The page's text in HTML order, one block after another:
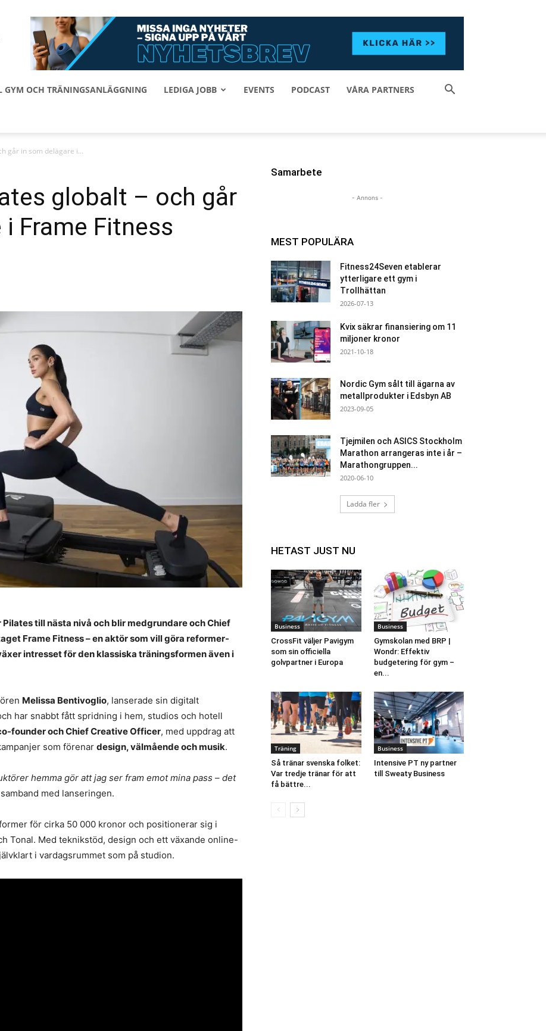
GYM OCH TRÄNINGSANLÄGGNING LEDIGA JOBB EVENTS PODCAST VÅRA PARTNERS
går in som delägare i...
globalt – och går
Frame Fitness
till nästa nivå och blir medgrundare och Chief
Frame Fitness – en aktör som vill göra reformer-
intresset för den klassiska träningsformen även i
Melissa Bentivoglio, lanserade sin digitalt
har snabbt fått spridning i hem, studios och hotell
founder och Chief Creative Officer, med uppdrag att
som förenar design, välmående och musik.
hemma gör att jag ser fram emot mina pass – det
med lanseringen.
för cirka 50 000 kronor och positionerar sig i
Tonal. Med teknikstöd, design och ett växande online-
i vardagsrummet som på studion.
Samarbete
- Annons -
MEST POPULÄRA
Fitness24Seven etablerar
ytterligare ett gym i
Trollhättan
2026-07-13
Kvix säkrar finansiering om 11
miljoner kronor
2021-10-18
Nordic Gym sålt till ägarna av
metallprodukter i Edsbyn AB
2023-09-05
Tjejmilen och ASICS Stockholm
Marathon arrangeras inte i år –
Marathongruppen...
2020-06-10
Ladda fler
HETAST JUST NU
Business
CrossFit väljer Pavigym
som sin officiella
golvpartner i Europa
Business
Gymskolan med BRP |
Wondr: Effektiv
budgetering för gym –
en...
Träning
Så tränar svenska folket:
Var tredje tränar för att
få bättre...
Business
Intensive PT ny partner
till Sweaty Business